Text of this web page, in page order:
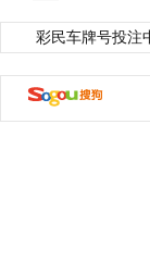
彩民车牌号投注